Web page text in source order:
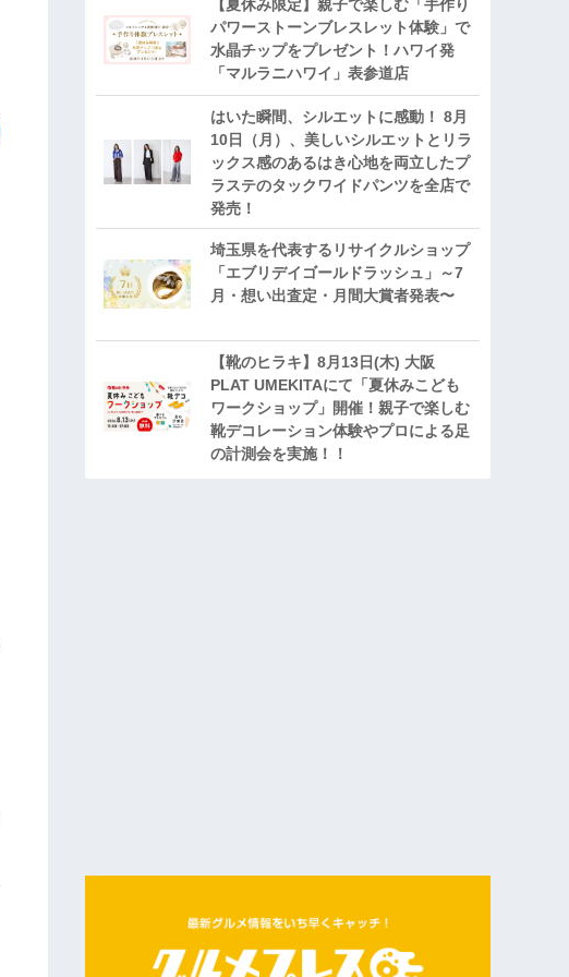
【夏休み限定】親子で楽しむ「手作り
パワーストーンブレスレット体験」で
水晶チップをプレゼント！ハワイ発
「マルラニハワイ」表参道店
はいた瞬間、シルエットに感動！ 8月
10日（月）、美しいシルエットとリラ
ックス感のあるはき心地を両立したプ
ラステのタックワイドパンツを全店で
発売！
埼玉県を代表するリサイクルショップ
「エブリデイゴールドラッシュ」～7
月・想い出査定・月間大賞者発表〜
【靴のヒラキ】8月13日(木) 大阪
PLAT UMEKITAにて「夏休みこども
ワークショップ」開催！親子で楽しむ
靴デコレーション体験やプロによる足
の計測会を実施！！